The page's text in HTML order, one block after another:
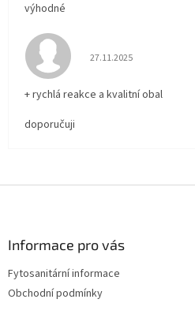
výhodné
Hodnocení obchodu je
27.11.2025
+ rychlá reakce a kvalitní obal
doporučuji
Informace pro vás
Fytosanitární informace
Obchodní podmínky